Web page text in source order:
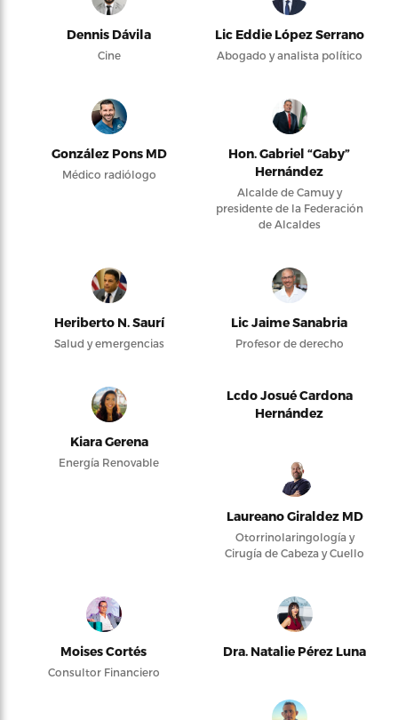
Dennis Dávila
Cine
Lic Eddie López Serrano
Abogado y analista político
González Pons MD
Médico radiólogo
Hon. Gabriel “Gaby”
Hernández
Alcalde de Camuy y
presidente de la Federación
de Alcaldes
Heriberto N. Saurí
Salud y emergencias
Lic Jaime Sanabria
Profesor de derecho
Kiara Gerena
Energía Renovable
Lcdo Josué Cardona
Hernández
Laureano Giraldez MD
Otorrinolaringología y
Cirugía de Cabeza y Cuello
Moises Cortés
Consultor Financiero
Dra. Natalie Pérez Luna